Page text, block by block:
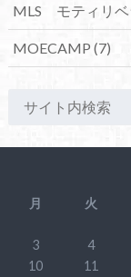
MLS モティリベ
MOECAMP (7)
月
火
3
4
10
11